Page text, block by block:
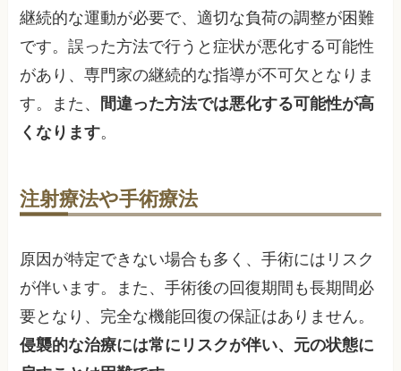
継続的な運動が必要で、適切な負荷の調整が困難
です。誤った方法で行うと症状が悪化する可能性
があり、専門家の継続的な指導が不可欠となりま
す。また、
間違った方法では悪化する可能性が高
くなります。
注射療法や手術療法
原因が特定できない場合も多く、手術にはリスク
が伴います。また、手術後の回復期間も長期間必
要となり、完全な機能回復の保証はありません。
侵襲的な治療には常にリスクが伴い、元の状態に